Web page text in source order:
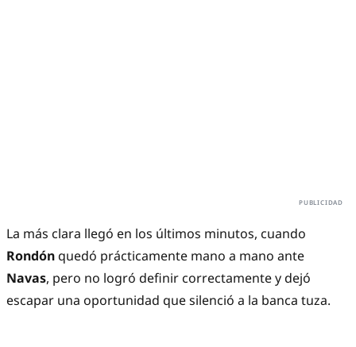
La más clara llegó en los últimos minutos, cuando
Rondónquedó prácticamente mano a mano ante
Navas, pero no logró definir correctamente y dejó
escapar una oportunidad que silenció a la banca tuza.